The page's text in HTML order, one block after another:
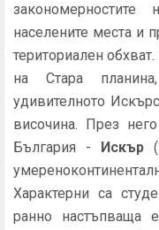
населените места и
териториален
на Стара
удивителното
височина. През
България -
Искър
Характерни са
ранно настъпваща